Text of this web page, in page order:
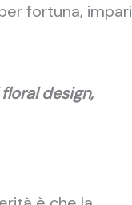
fortuna, impari
design,